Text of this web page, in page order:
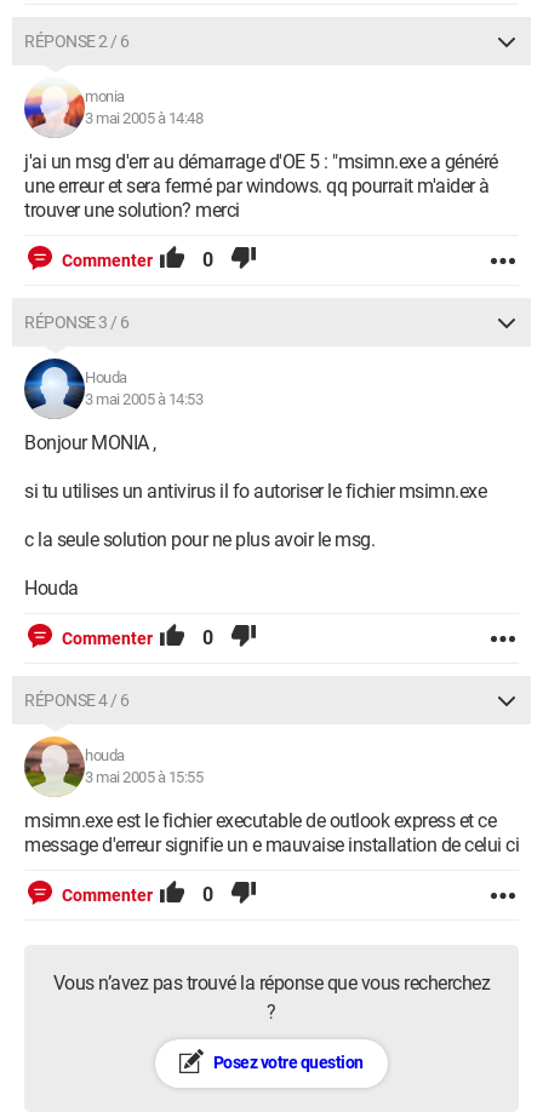
RÉPONSE 2 / 6
monia
3 mai 2005 à 14:48
j'ai un msg d'err au démarrage d'OE 5 : "msimn.exe a généré
une erreur et sera fermé par windows. qq pourrait m'aider à
trouver une solution? merci
Commenter 0
RÉPONSE 3 / 6
Houda
3 mai 2005 à 14:53
Bonjour MONIA ,
si tu utilises un antivirus il fo autoriser le fichier msimn.exe
c la seule solution pour ne plus avoir le msg.
Houda
Commenter 0
RÉPONSE 4 / 6
houda
3 mai 2005 à 15:55
msimn.exe est le fichier executable de outlook express et ce
message d'erreur signifie un e mauvaise installation de celui ci
Commenter 0
Vous n’avez pas trouvé la réponse que vous recherchez
?
Posez votre question